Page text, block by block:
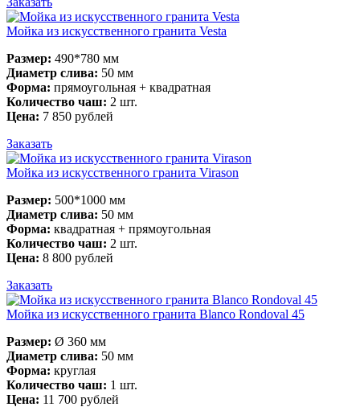
Мойка из искусственного гранита Vesta
Размер: 490*780 мм
Диаметр слива: 50 мм
Форма: прямоугольная + квадратная
Количество чаш: 2 шт.
Цена: 7 850 рублей
Заказать
Мойка из искусственного гранита Virason
Размер: 500*1000 мм
Диаметр слива: 50 мм
Форма: квадратная + прямоугольная
Количество чаш: 2 шт.
Цена: 8 800 рублей
Заказать
Мойка из искусственного гранита Blanco Rondoval 45
Размер: Ø 360 мм
Диаметр слива: 50 мм
Форма: круглая
Количество чаш: 1 шт.
Цена: 11 700 рублей